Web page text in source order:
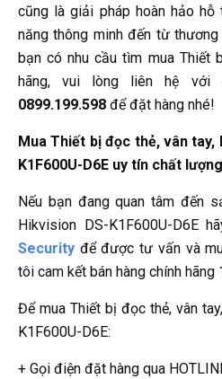
cũng là giải pháp hoàn hảo
năng thông minh đến từ
bạn có nhu cầu tìm mua Thiết
hãng, vui lòng liên hệ với
0899.199.598 để đặt hàng nhé!
Mua Thiết bị đọc thẻ, vân
K1F600U-D6E uy tín chất
Nếu bạn đang quan tâm đến
Hikvision DS-K1F600U-D6E
Security để được tư vấn và
tôi cam kết bán hàng chính hãng
Để mua Thiết bị đọc thẻ, vân
K1F600U-D6E:
+ Gọi điện đặt hàng qua